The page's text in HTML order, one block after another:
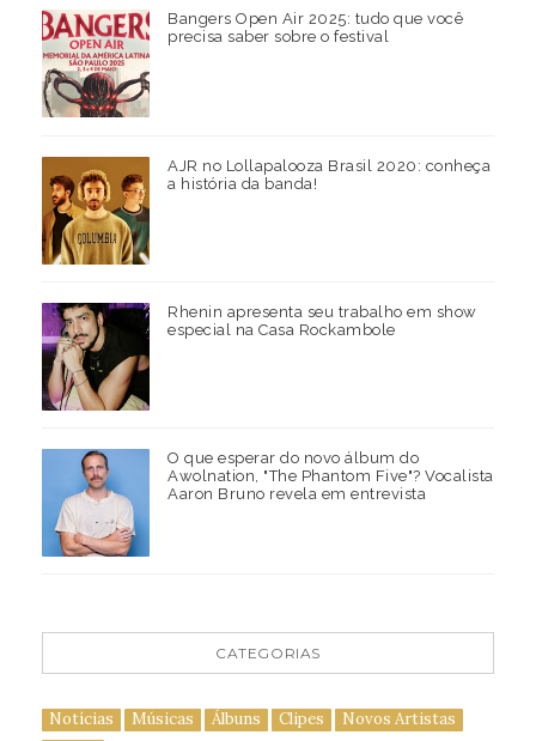
Bangers Open Air 2025: tudo que você
precisa saber sobre o festival
AJR no Lollapalooza Brasil 2020: conheça
a história da banda!
Rhenin apresenta seu trabalho em show
especial na Casa Rockambole
O que esperar do novo álbum do
Awolnation, "The Phantom Five"? Vocalista
Aaron Bruno revela em entrevista
CATEGORIAS
Notícias Músicas Álbuns Clipes
Novos Artistas